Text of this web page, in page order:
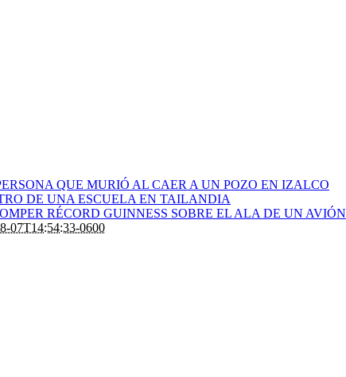
QUE MURIÓ AL CAER A UN POZO EN IZALCO
DE UNA ESCUELA EN TAILANDIA
RÉCORD GUINNESS SOBRE EL ALA DE UN AVIÓN
07T14:54:33-0600